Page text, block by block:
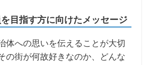
目指す方に向けたメッセージ
体への思いを伝えることが大切
の街が何故好きなのか、どんな